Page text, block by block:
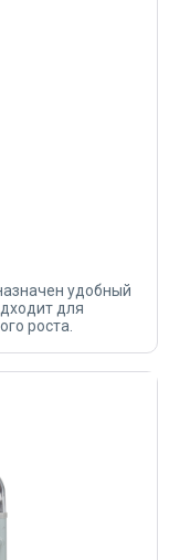
удобный
для
роста.